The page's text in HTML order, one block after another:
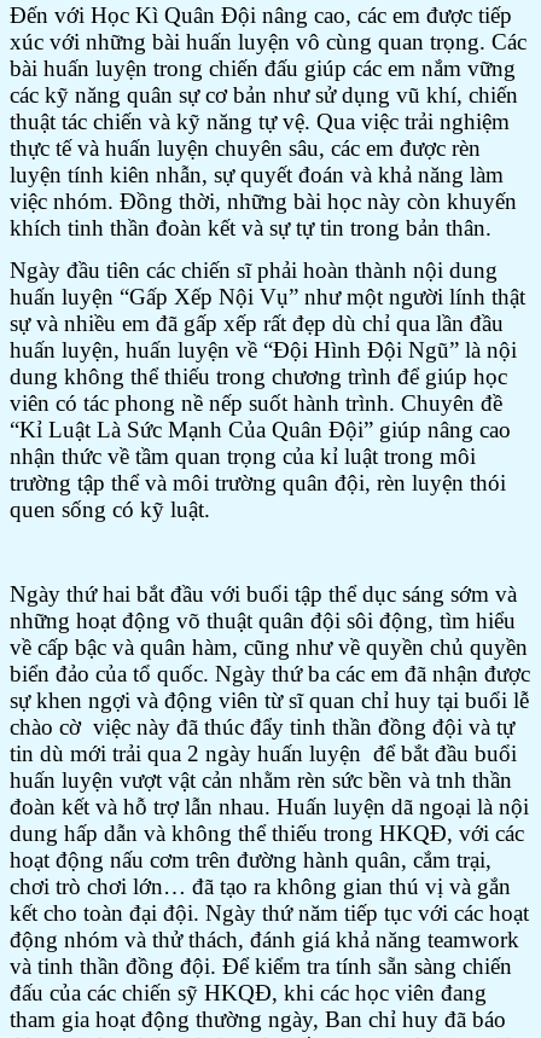
Đến với Học Kì Quân Đội nâng cao, các em được tiếp
xúc với những bài huấn luyện vô cùng quan trọng. Các
bài huấn luyện trong chiến đấu giúp các em nắm vững
các kỹ năng quân sự cơ bản như sử dụng vũ khí, chiến
thuật tác chiến và kỹ năng tự vệ. Qua việc trải nghiệm
thực tế và huấn luyện chuyên sâu, các em được rèn
luyện tính kiên nhẫn, sự quyết đoán và khả năng làm
việc nhóm. Đồng thời, những bài học này còn khuyến
khích tinh thần đoàn kết và sự tự tin trong bản thân.
Ngày đầu tiên các chiến sĩ phải hoàn thành nội dung
huấn luyện “Gấp Xếp Nội Vụ” như một người lính thật
sự và nhiều em đã gấp xếp rất đẹp dù chỉ qua lần đầu
huấn luyện, huấn luyện về “Đội Hình Đội Ngũ” là nội
dung không thể thiếu trong chương trình để giúp học
viên có tác phong nề nếp suốt hành trình. Chuyên đề
“Kỉ Luật Là Sức Mạnh Của Quân Đội” giúp nâng cao
nhận thức về tầm quan trọng của kỉ luật trong môi
trường tập thể và môi trường quân đội, rèn luyện thói
quen sống có kỹ luật.
Ngày thứ hai bắt đầu với buổi tập thể dục sáng sớm và
những hoạt động võ thuật quân đội sôi động, tìm hiểu
về cấp bậc và quân hàm, cũng như về quyền chủ quyền
biển đảo của tổ quốc. Ngày thứ ba các em đã nhận được
sự khen ngợi và động viên từ sĩ quan chỉ huy tại buổi lễ
chào cờ việc này đã thúc đẩy tinh thần đồng đội và tự
tin dù mới trải qua 2 ngày huấn luyện để bắt đầu buổi
huấn luyện vượt vật cản nhằm rèn sức bền và tnh thần
đoàn kết và hỗ trợ lẫn nhau. Huấn luyện dã ngoại là nội
dung hấp dẫn và không thể thiếu trong HKQĐ, với các
hoạt động nấu cơm trên đường hành quân, cắm trại,
chơi trò chơi lớn… đã tạo ra không gian thú vị và gắn
kết cho toàn đại đội. Ngày thứ năm tiếp tục với các hoạt
động nhóm và thử thách, đánh giá khả năng teamwork
và tinh thần đồng đội. Để kiểm tra tính sẵn sàng chiến
đấu của các chiến sỹ HKQĐ, khi các học viên đang
tham gia hoạt động thường ngày, Ban chỉ huy đã báo